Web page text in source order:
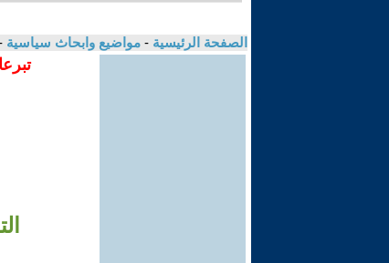
الصفحة الرئيسية - مواضيع وابحاث سياسية